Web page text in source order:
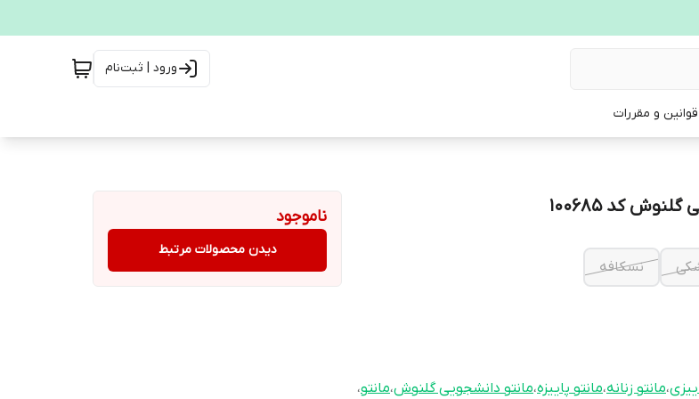
ورود | ثبت‌نام
قوانین و مقررات
کد 100685
نسکافه
،مانتو زنانه،مانتو پاییزه،مانتو دانشجویی گلنوش،مانتو،
ناموجود
دیدن محصولات مرتبط